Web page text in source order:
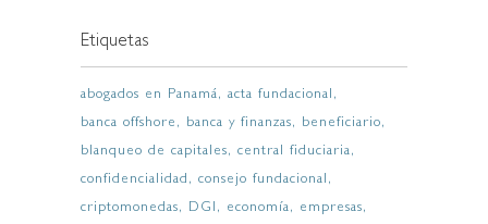
Etiquetas
abogados en Panamá
acta fundacional
banca offshore
banca y finanzas
beneficiario
blanqueo de capitales
central fiduciaria
confidencialidad
consejo fundacional
criptomonedas
DGI economía
empresas